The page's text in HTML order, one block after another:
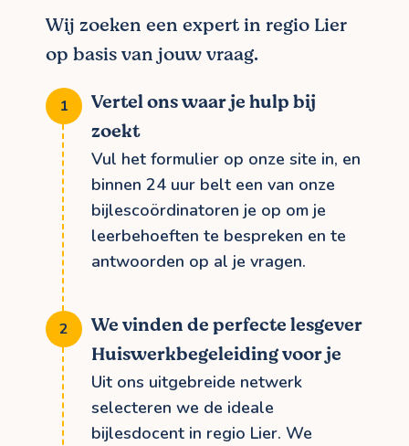
Wij zoeken een expert in regio Lier
op basis van jouw vraag.
Vertel ons waar je hulp bij
zoekt
Vul het formulier op onze site in, en
binnen 24 uur belt een van onze
bijlescoördinatoren je op om je
leerbehoeften te bespreken en te
antwoorden op al je vragen.
We vinden de perfecte lesgever
Huiswerkbegeleiding voor je
Uit ons uitgebreide netwerk
selecteren we de ideale
bijlesdocent in regio Lier. We